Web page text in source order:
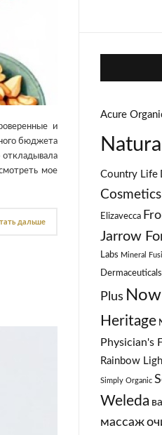
и
бюджета
откладывала
мое
дальше
Acure
Country Life
Cosmetics
Elizavecca
Jarrow
Labs Mineral
Dermaceuticals
Plus
Heritage
Physician's
Rainbow
Simply Organic
Weleda
массаж